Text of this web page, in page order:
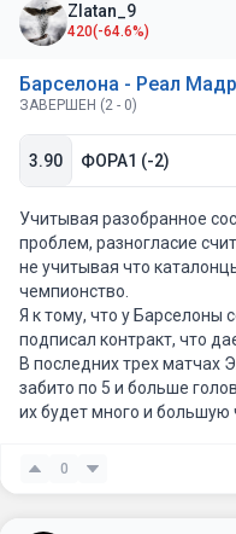
Zlatan_9
420(-64.6%)
Барселона - Реал
ЗАВЕРШЕН (2 - 0)
3.90 ФОРА1 (-2)
Учитывая разобранное
проблем, разногласие
не учитывая что
чемпионство.
Я к тому, что у Барселоны
подписал контракт, что
В последних трех матчах
забито по 5 и больше
их будет много и большую
0